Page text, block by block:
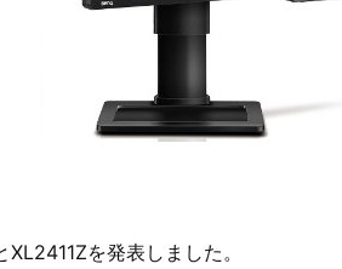
を発表しました。